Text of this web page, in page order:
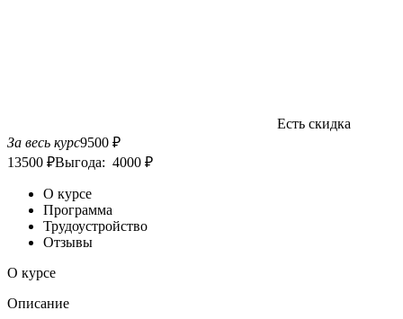
Есть скидка
За весь курс9500 ₽
13500 ₽Выгода: 4000 ₽
О курсе
Программа
Трудоустройство
Отзывы
О курсе
Описание